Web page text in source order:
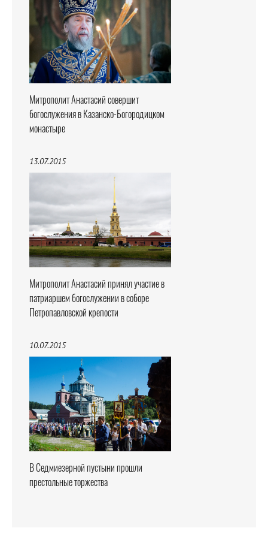
Митрополит Анастасий совершит
богослужения в Казанско-Богородицком
монастыре
13.07.2015
Митрополит Анастасий принял участие в
патриаршем богослужении в соборе
Петропавловской крепости
10.07.2015
В Седмиезерной пустыни прошли
престольные торжества